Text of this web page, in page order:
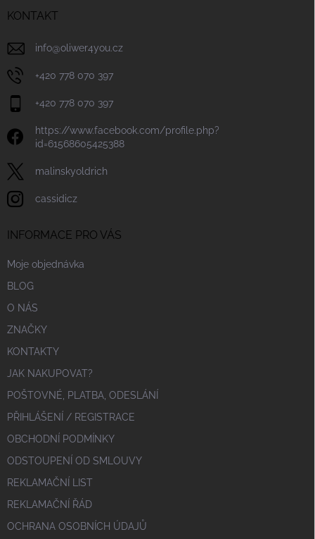
KONTAKT
info@oliwer4you.cz
+420 778 070 397
+420 778 070 397
https://www.facebook.com/profile.php?
id=61568605425388
malinskyoldrich
cassidicz
INFORMACE PRO VÁS
Moje objednávka
BLOG
O NÁS
ZNAČKY
KONTAKTY
JAK NAKUPOVAT?
POŠTOVNÉ, PLATBA, ODESLÁNÍ
PŘIHLÁŠENÍ / REGISTRACE
OBCHODNÍ PODMÍNKY
ODSTOUPENÍ OD SMLOUVY
REKLAMAČNÍ LIST
REKLAMAČNÍ ŘÁD
OCHRANA OSOBNÍCH ÚDAJŮ